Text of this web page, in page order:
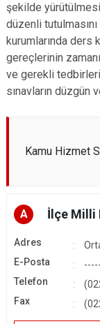
şekilde
düzenli
kurumlarında ders
gereçlerinin
ve gerekli tedbirleri
sınavların düzgün
Kamu Hizmet
A İlçe Milli
Adres
E-Posta
-----
Telefon
Fax